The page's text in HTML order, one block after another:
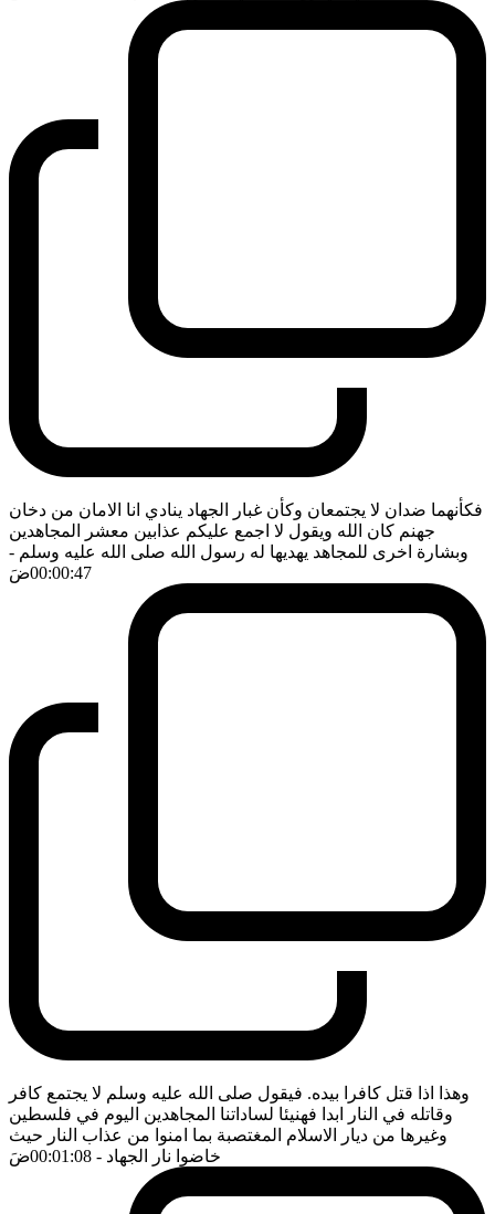
فكأنهما ضدان لا يجتمعان وكأن غبار الجهاد ينادي انا الامان من دخان
جهنم كان الله ويقول لا اجمع عليكم عذابين معشر المجاهدين
وبشارة اخرى للمجاهد يهديها له رسول الله صلى الله عليه وسلم -
00:00:47ضَ
وهذا اذا قتل كافرا بيده. فيقول صلى الله عليه وسلم لا يجتمع كافر
وقاتله في النار ابدا فهنيئا لساداتنا المجاهدين اليوم في فلسطين
وغيرها من ديار الاسلام المغتصبة بما امنوا من عذاب النار حيث
خاضوا نار الجهاد - 00:01:08 ضَ